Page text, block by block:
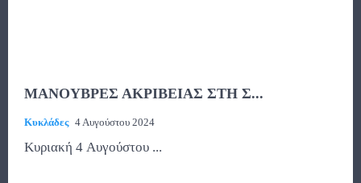
ΜΑΝΟΥΒΡΕΣ ΑΚΡΙΒΕΙΑΣ ΣΤΗ Σ...
Κυκλάδες 4 Αυγούστου 2024
Κυριακή 4 Αυγούστου ...